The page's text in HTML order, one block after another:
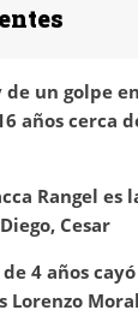
un golpe
años cerca
Rangel es
Cesar
de 4 años
Lorenzo